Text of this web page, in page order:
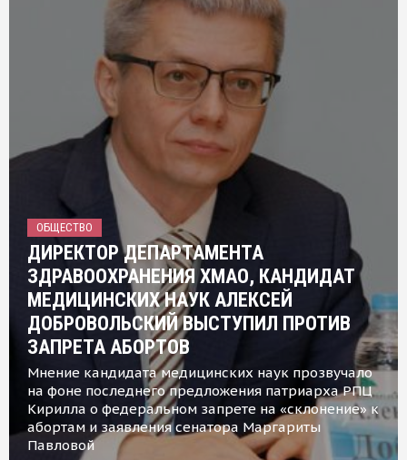
ОБЩЕСТВО
ДИРЕКТОР ДЕПАРТАМЕНТА
ЗДРАВООХРАНЕНИЯ ХМАО, КАНДИДАТ
МЕДИЦИНСКИХ НАУК АЛЕКСЕЙ
ДОБРОВОЛЬСКИЙ ВЫСТУПИЛ ПРОТИВ
ЗАПРЕТА АБОРТОВ
Мнение кандидата медицинских наук прозвучало
на фоне последнего предложения патриарха РПЦ
Кирилла о федеральном запрете на «склонение» к
абортам и заявления сенатора Маргариты
Павловой